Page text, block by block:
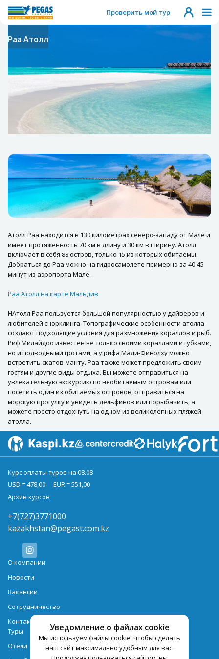
Проверить мой тур
Раа Атолл
Атолл Раа находится в 130 километрах северо-западу от Мале и
имеет протяженность 70 км в длину и 30 км в ширину. Атолл
включает в себя 88 остров, только 15 из которых обитаемы.
Добраться до Раа можно на гидросамолете примерно за 40-45
минут из аэропорта Мале.
Раа Атолл на карте Мальдив
НАтолл Раа пользуется большой популярностью у дайверов и
любителей снорклинга. Топографические особенности атолла
создают подходящие условия для размножения кораллов и рыб.
Риф Милайдоо известен не только своими кораллами и губками,
но и подводными гротами, а у рифа Мади-Финолху можно
встретить скатов-манту. Раа также может предложить своим
гостям и другие виды отдыха. Вы можете отправиться на
увлекательную экскурсию по необитаемым островам или
посетить один из обитаемых островов, отправиться на
морскую прогулку и увидеть дельфинов или порыбачить, а
можете просто отдохнуть на одном из великолепных пляжей
атолла.
Уведомление о файлах cookie
Мы используем файлы cookie, чтобы сделать
наш сайт максимально удобным для вас.
Курс оплаты туров на 08.08
USD = 478,00
EUR = 551,00
Архив курсов
+7(727)3771000
kazakhstan@pegast.com.kz
О компании
Новости
Вакансии
Сотрудничество
Контактная информация
Туры
Отели